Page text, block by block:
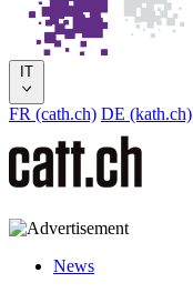
IT
FR (cath.ch) DE (kath.ch)
News